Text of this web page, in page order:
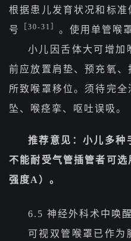
根据患儿发育状况和标
号
［30-31］ 。使用单管喉
小儿因舌体大可增加
前应放置肩垫、预充氧
所致喉罩移位。须待完
坠、喉痉挛、呕吐误吸。
推荐意见：小儿多种
不能耐受气管插管者可
强度A）。
6.5 神经外科术中唤醒
可视双管喉罩已作为